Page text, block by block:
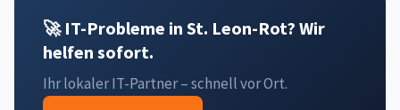
🚀 IT-Probleme in St. Leon-Rot? Wir
helfen sofort.
Ihr lokaler IT-Partner – schnell vor Ort.